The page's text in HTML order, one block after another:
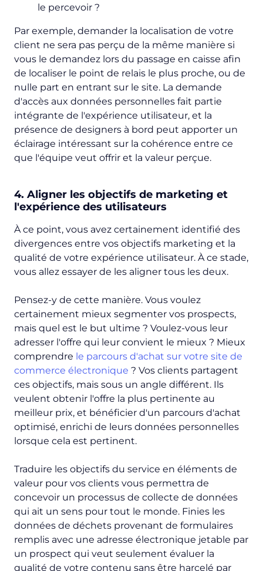
le percevoir ?
Par exemple, demander la localisation de votre
client ne sera pas perçu de la même manière si
vous le demandez lors du passage en caisse afin
de localiser le point de relais le plus proche, ou de
nulle part en entrant sur le site. La demande
d'accès aux données personnelles fait partie
intégrante de l'expérience utilisateur, et la
présence de designers à bord peut apporter un
éclairage intéressant sur la cohérence entre ce
que l'équipe veut offrir et la valeur perçue.
4. Aligner les objectifs de marketing et
l'expérience des utilisateurs
À ce point, vous avez certainement identifié des
divergences entre vos objectifs marketing et la
qualité de votre expérience utilisateur. À ce stade,
vous allez essayer de les aligner tous les deux.
Pensez-y de cette manière. Vous voulez
certainement mieux segmenter vos prospects,
mais quel est le but ultime ? Voulez-vous leur
adresser l'offre qui leur convient le mieux ? Mieux
comprendre le parcours d'achat sur votre site de
commerce électronique ? Vos clients partagent
ces objectifs, mais sous un angle différent. Ils
veulent obtenir l'offre la plus pertinente au
meilleur prix, et bénéficier d'un parcours d'achat
optimisé, enrichi de leurs données personnelles
lorsque cela est pertinent.
Traduire les objectifs du service en éléments de
valeur pour vos clients vous permettra de
concevoir un processus de collecte de données
qui ait un sens pour tout le monde. Finies les
données de déchets provenant de formulaires
remplis avec une adresse électronique jetable par
un prospect qui veut seulement évaluer la
qualité de votre contenu sans être harcelé par